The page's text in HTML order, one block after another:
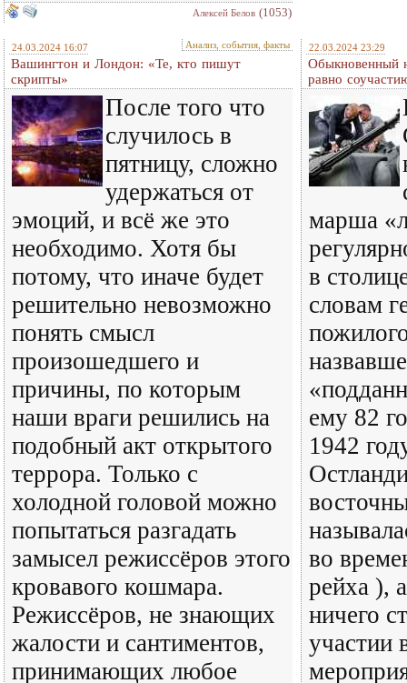
Алексей Белов (1053)
24.03.2024 16:07 Анализ, события, факты
Вашингтон и Лондон: «Те, кто пишут
скрипты»
После того что
случилось в
пятницу, сложно
удержаться от
эмоций, и всё же это
необходимо. Хотя бы
потому, что иначе будет
решительно невозможно
понять смысл
произошедшего и
причины, по которым
наши враги решились на
подобный акт открытого
террора. Только с
холодной головой можно
попытаться разгадать
замысел режиссёров этого
кровавого кошмара.
Режиссёров, не знающих
жалости и сантиментов,
принимающих любое
22.03.2024 23:29
Обыкновенный
равно
марша
в
словам
ему 82
1942
во
рейха ),
ничего
участии